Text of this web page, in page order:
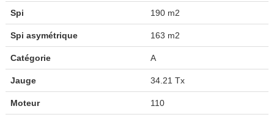
Spi 190 m2
Spi asymétrique 163 m2
Catégorie A
Jauge 34.21 Tx
Moteur 110